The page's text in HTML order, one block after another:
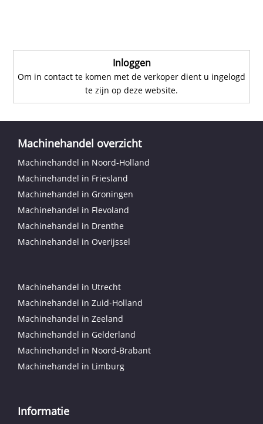
Inloggen
Om in contact te komen met de verkoper dient u ingelogd
te zijn op deze website.
Machinehandel overzicht
Machinehandel in Noord-Holland
Machinehandel in Friesland
Machinehandel in Groningen
Machinehandel in Flevoland
Machinehandel in Drenthe
Machinehandel in Overijssel
Machinehandel in Utrecht
Machinehandel in Zuid-Holland
Machinehandel in Zeeland
Machinehandel in Gelderland
Machinehandel in Noord-Brabant
Machinehandel in Limburg
Informatie